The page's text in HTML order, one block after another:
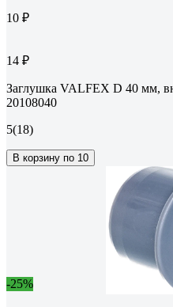
10 ₽
14 ₽
Заглушка VALFEX D 40 мм,
20108040
5(18)
В корзину по 10
-25%